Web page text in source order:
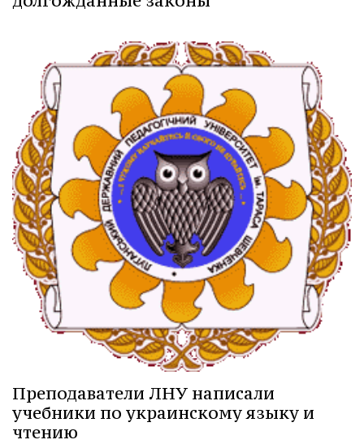
Преподаватели ЛНУ написали
учебники по украинскому языку и
чтению